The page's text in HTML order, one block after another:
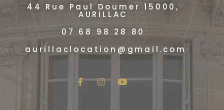
44 Rue Paul Doumer 15000,
AURILLAC
07 68 98 28 80
aurillaclocation@gmail.com